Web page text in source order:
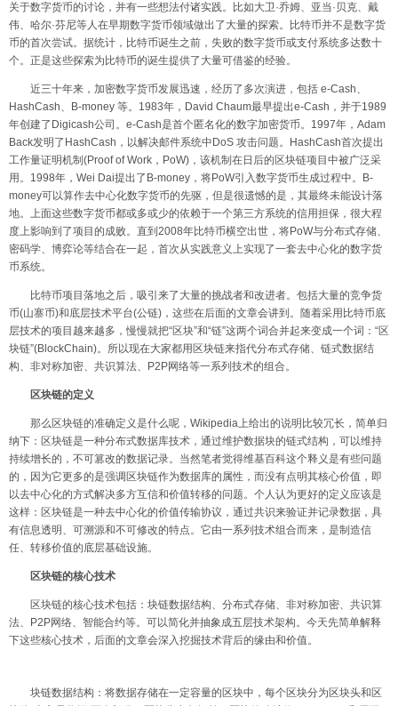
关于数字货币的讨论，并有一些想法付诸实践。比如大卫·乔姆、亚当· 贝克、戴
伟、哈尔·芬尼等人在早期数字货币领域做出了大量的探索。比特币并不是数字货
币的首次尝试。据统计，比特币诞生之前，失败的数字货币或支付系统多达数十
个。正是这些探索为比特币的诞生提供了大量可借鉴的经验。
近三十年来，加密数字货币发展迅速，经历了多次演进，包括 e-Cash、
HashCash、 B-money 等。 1983年， David Chaum最早提出e-Cash ，并于1989
年创建了 Digicash公司。 e-Cash是首个匿名化的数字加密货币。 1997年， Adam
Back发明了 HashCash ，以解决邮件系统中 DoS 攻击问题。 HashCash首次提出
工作量证明机制 (Proof of Work ， PoW) ，该机制在日后的区块链项目中被广泛采
用。 1998年， Wei Dai提出了 B-money ，将PoW引入数字货币生成过程中。
B-
money可以算作去中心化数字货币的先驱，但是很遗憾的是，其最终未能设计落
地。上面这些数字货币都或多或少的依赖于一个第三方系统的信用担保，很大程
度上影响到了项目的成败。直到 2008年比特币横空出世，将PoW与分布式存储、
密码学、博弈论等结合在一起，首次从实践意义上实现了一套去中心化的数字货
币系统。
比特币项目落地之后，吸引来了大量的挑战者和改进者。包括大量的竞争货
币(山寨币)和底层技术平台(公链) ，这些在后面的文章会讲到。随着采用比特币底
层技术的项目越来越多，慢慢就把“区块”和“链”这两个词合并起来变成一个词： “区
块链”(BlockChain)。所以现在大家都用区块链来指代分布式存储、链式数据结
构、非对称加密、共识算法、
P2P网络等一系列技术的组合。
区块链的定义
那么区块链的准确定义是什么呢， Wikipedia上给出的说明比较冗长，简单归
纳下：区块链是一种分布式数据库技术，通过维护数据块的链式结构，可以维持
持续增长的，不可篡改的数据记录。当然笔者觉得维基百科这个释义是有些问题
的，因为它更多的是强调区块链作为数据库的属性，而没有点明其核心价值，即
以去中心化的方式解决多方互信和价值转移的问题。个人认为更好的定义应该是
这样：区块链是一种去中心化的价值传输协议，通过共识来验证并记录数据，具
有信息透明、可溯源和不可修改的特点。它由一系列技术组合而来，是制造信
任、转移价值的底层基础设施。
区块链的核心技术
区块链的核心技术包括：块链数据结构、分布式存储、非对称加密、共识算
法、
P2P网络、智能合约等。可以简化并抽象成五层技术架构。今天先简单解释
下这些核心技术，后面的文章会深入挖掘技术背后的缘由和价值。
块链数据结构：将数据存储在一定容量的区块中，每个区块分为区块头和区